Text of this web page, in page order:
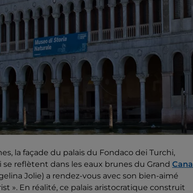
la façade du palais du Fondaco dei Turchi,
se reflètent dans les eaux brunes du Grand Canal
Jolie) a rendez-vous avec son bien-aimé
». En réalité, ce palais aristocratique construit